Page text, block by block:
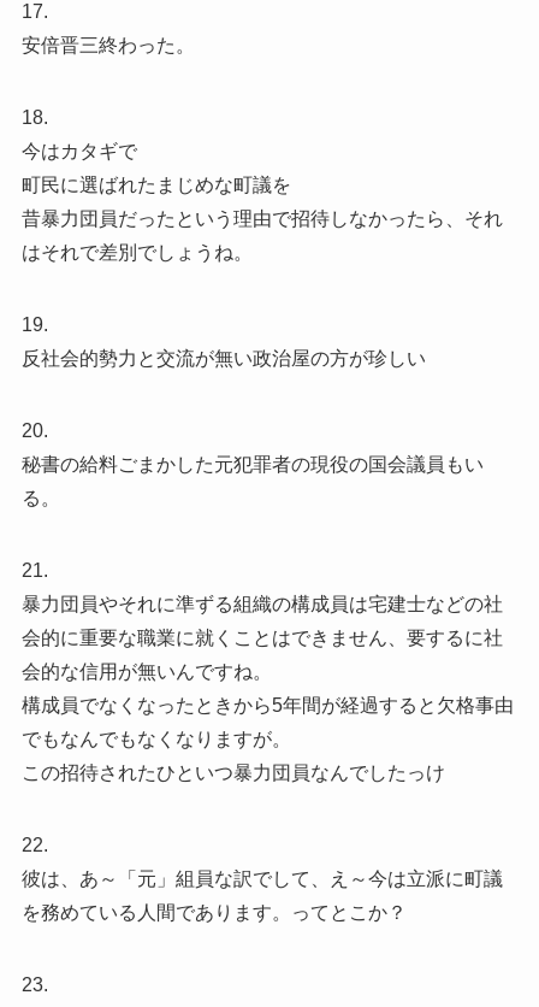
17.
安倍晋三終わった。
18.
今はカタギで
町民に選ばれたまじめな町議を
昔暴力団員だったという理由で招待しなかったら、それ
はそれで差別でしょうね。
19.
反社会的勢力と交流が無い政治屋の方が珍しい
20.
秘書の給料ごまかした元犯罪者の現役の国会議員もい
る。
21.
暴力団員やそれに準ずる組織の構成員は宅建士などの社
会的に重要な職業に就くことはできません、要するに社
会的な信用が無いんですね。
構成員でなくなったときから5年間が経過すると欠格事由
でもなんでもなくなりますが。
この招待されたひといつ暴力団員なんでしたっけ
22.
彼は、あ～「元」組員な訳でして、え～今は立派に町議
を務めている人間であります。ってとこか？
23.